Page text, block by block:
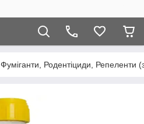
Фуміганти, Родентіциди, Репеленти